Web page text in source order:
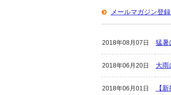
メールマガジン登
2018年08月07日 猛暑
2018年06月20日 大雨
2018年06月01日 【